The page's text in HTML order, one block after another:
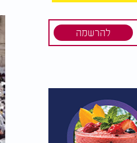
להרשמה